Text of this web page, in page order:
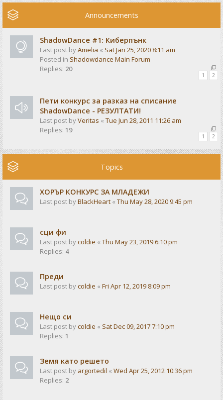
Announcements
ShadowDance #1: Киберпънк
Last post byAmelia « Sat Jan 25, 2020 8:11 am
Posted in Shadowdance Main Forum
Replies: 20
1 2
Пети конкурс за разказ на списание
ShadowDance - РЕЗУЛТАТИ!
Last post byVeritas « Tue Jun 28, 2011 11:26 am
Replies: 19
1 2
Topics
ХОРЪР КОНКУРС ЗА МЛАДЕЖИ
Last post byBlackHeart « Thu May 28, 2020 9:45 pm
сци фи
Last post bycoldie « Thu May 23, 2019 6:10 pm
Replies: 4
Преди
Last post bycoldie « Fri Apr 12, 2019 8:09 pm
Нещо си
Last post bycoldie « Sat Dec 09, 2017 7:10 pm
Replies: 1
Земя като решето
Last post by argortedil « Wed Apr 25, 2012 10:36 pm
Replies: 2